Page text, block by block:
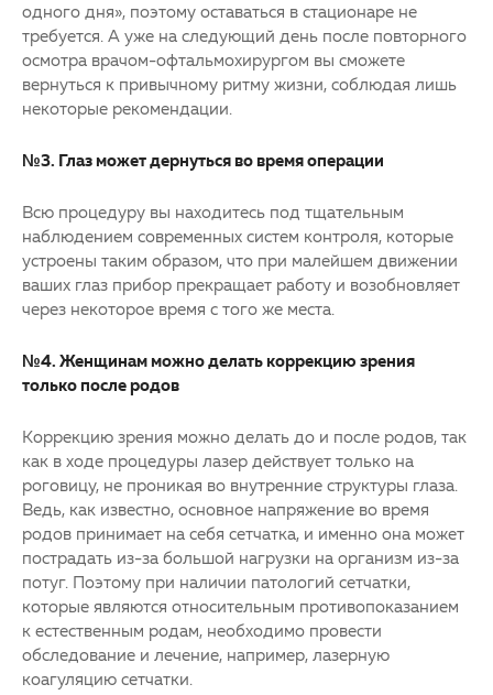
одного дня», поэтому оставаться в стационаре не
требуется. А уже на следующий день после повторного
осмотра врачом-офтальмохирургом вы сможете
вернуться к привычному ритму жизни, соблюдая лишь
некоторые рекомендации.
№3. Глаз может дернуться во время операции
Всю процедуру вы находитесь под тщательным
наблюдением современных систем контроля, которые
устроены таким образом, что при малейшем движении
ваших глаз прибор прекращает работу и возобновляет
через некоторое время с того же места.
№4. Женщинам можно делать коррекцию зрения
только после родов
Коррекцию зрения можно делать до и после родов, так
как в ходе процедуры лазер действует только на
роговицу, не проникая во внутренние структуры глаза.
Ведь, как известно, основное напряжение во время
родов принимает на себя сетчатка, и именно она может
пострадать из-за большой нагрузки на организм из-за
потуг. Поэтому при наличии патологий сетчатки,
которые являются относительным противопоказанием
к естественным родам, необходимо провести
обследование и лечение, например, лазерную
коагуляцию сетчатки.